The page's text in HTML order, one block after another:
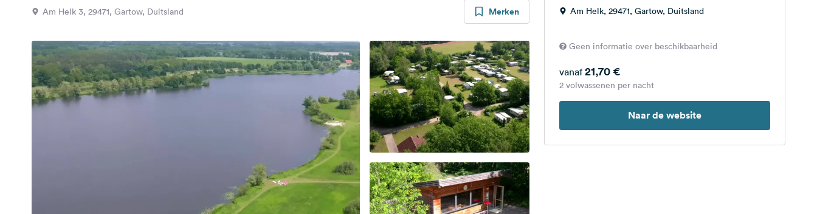
Am Helk 3, 29471, Gartow, Duitsland Merken Am Helk, 29471, Gartow, Duitsland
Geen informatie over beschikbaarheid
vanaf 21,70 €
2 volwassenen per nacht
Naar de website